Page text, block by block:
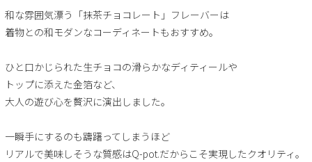
和な雰囲気漂う「抹茶チョコレート」フレーバーは
着物との和モダンなコーディネートもおすすめ。
ひと口かじられた生チョコの滑らかなディティールや
トップに添えた金箔など、
大人の遊び心を贅沢に演出しました。
一瞬手にするのも躊躇ってしまうほど
リアルで美味しそうな質感はQ-pot.だからこそ実現したクオリティ。